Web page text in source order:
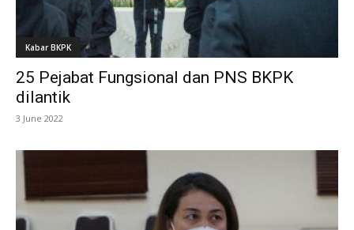
Kabar BKPK
25 Pejabat Fungsional dan PNS BKPK
dilantik
3 June 2022